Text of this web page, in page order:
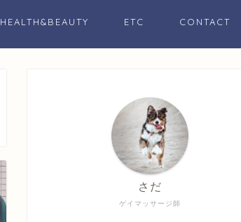
HEALTH&BEAUTY ETC CONTACT
ゲイマッサージ師
さだ